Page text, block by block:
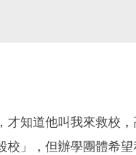
才知道他叫我來救校
校」，但辦學團體希